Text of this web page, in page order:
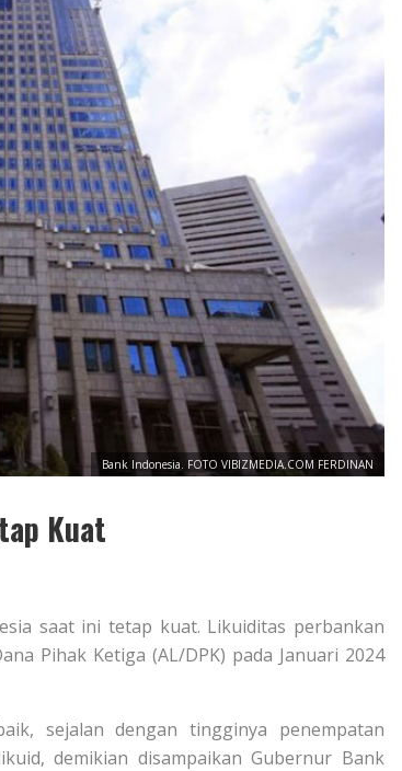
Bank Indonesia. FOTO VIBIZMEDIA.COM FERDINAN
Kuat
saat ini tetap kuat. Likuiditas perbankan
Pihak Ketiga (AL/DPK) pada Januari 2024
sejalan dengan tingginya penempatan
demikian disampaikan Gubernur Bank